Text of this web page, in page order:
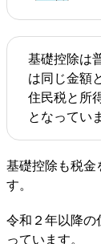
基礎控除は
は同じ金額
住民税と所
となってい
基礎控除も税金
す。
令和２年以降の
っています。